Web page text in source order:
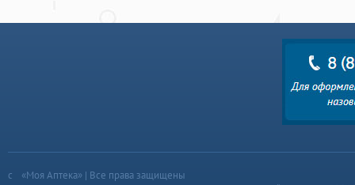
«Моя Аптека» | Все права защищены